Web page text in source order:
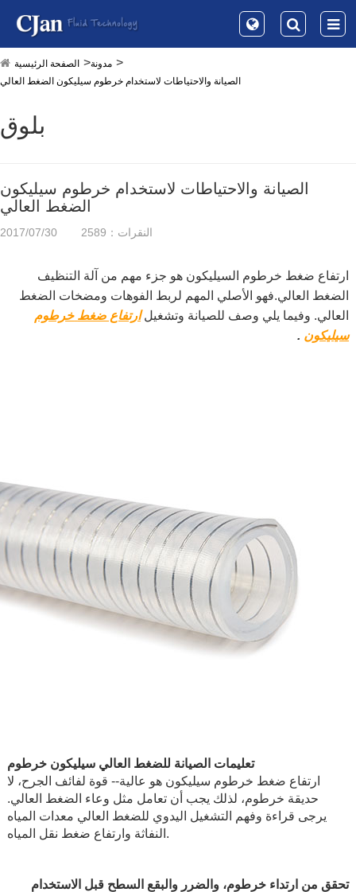
الصفحة الرئيسية
مدونة
الصيانة والاحتياطات لاستخدام خرطوم سيليكون الضغط العالي
بلوق
الصيانة والاحتياطات لاستخدام خرطوم سيليكون
الضغط العالي
2017/07/30 النقرات：2589
ارتفاع ضغط خرطوم السيليكون هو جزء مهم من آلة التنظيف
الضغط العالي.فهو الأصلي المهم لربط الفوهات ومضخات الضغط
العالي. وفيما يلي وصف للصيانة وتشغيلارتفاع ضغط خرطوم
سيليكون .
تعليمات الصيانة للضغط العالي سيليكون خرطوم
ارتفاع ضغط خرطوم سيليكون هو عالية-- قوة لفائف الجرح، لا
حديقة خرطوم، لذلك يجب أن تعامل مثل وعاء الضغط العالي.
يرجى قراءة وفهم التشغيل اليدوي للضغط العالي معدات المياه
النفاثة وارتفاع ضغط نقل المياه.
تحقق من ارتداء خرطوم، والضرر والبقع السطح قبل الاستخدام